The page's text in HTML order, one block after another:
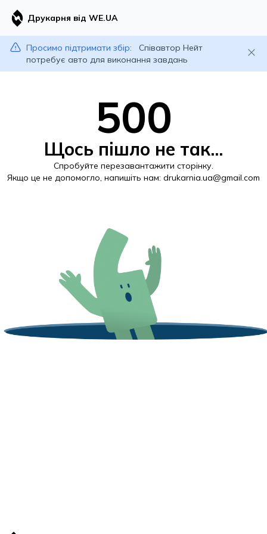
Друкарня від WE.UA
Просимо підтримати збір:
Співавтор Нейт
потребує авто для виконання завдань
500
Щось пішло не так...
Спробуйте перезавантажити сторінку.
Якщо це не допомогло, напишіть нам: drukarnia.ua@gmail.com